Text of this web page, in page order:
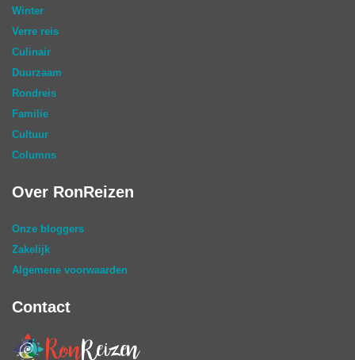
Winter
Verre reis
Culinair
Duurzaam
Rondreis
Familie
Cultuur
Columns
Over RonReizen
Onze bloggers
Zakelijk
Algemene voorwaarden
Contact